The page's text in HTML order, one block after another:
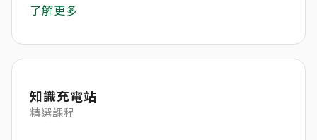
了解更多
知識充電站
精選課程